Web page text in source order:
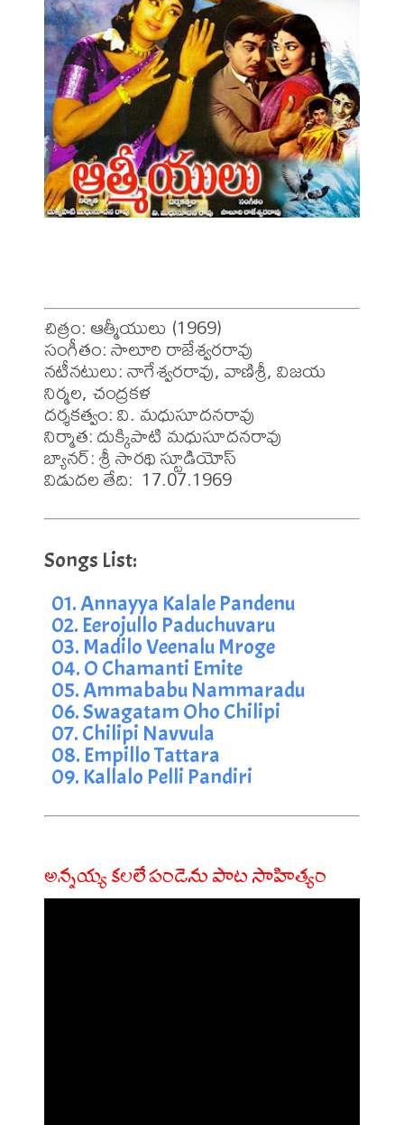
చిత్రం: ఆత్మీయులు (1969)
సంగీతం: సాలూరి రాజేశ్వరరావు
నటీనటులు: నాగేశ్వరరావు, వాణిశ్రీ, విజయ
నిర్మల, చంద్రకళ
దర్శకత్వం: వి. మధుసూదనరావు
నిర్మాత: దుక్కిపాటి మధుసూదనరావు
బ్యానర్: శ్రీ సారథి స్టూడియోస్
విడుదల తేది:  17.07.1969
01. Annayya Kalale Pandenu
02. Eerojullo Paduchuvaru
03. Madilo Veenalu Mroge
04. O Chamanti Emite
05. Ammababu Nammaradu
06. Swagatam Oho Chilipi
07. Chilipi Navvula
08. Empillo Tattara
09. Kallalo Pelli Pandiri
అన్నయ్య కలలే పండెను పాట సాహిత్యం